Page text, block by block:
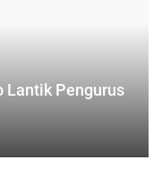
Lantik Pengurus